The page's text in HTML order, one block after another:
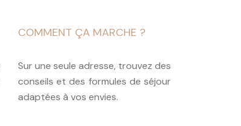
COMMENT ÇA MARCHE ?
Sur une seule adresse, trouvez des
conseils et des formules de séjour
adaptées à vos envies.